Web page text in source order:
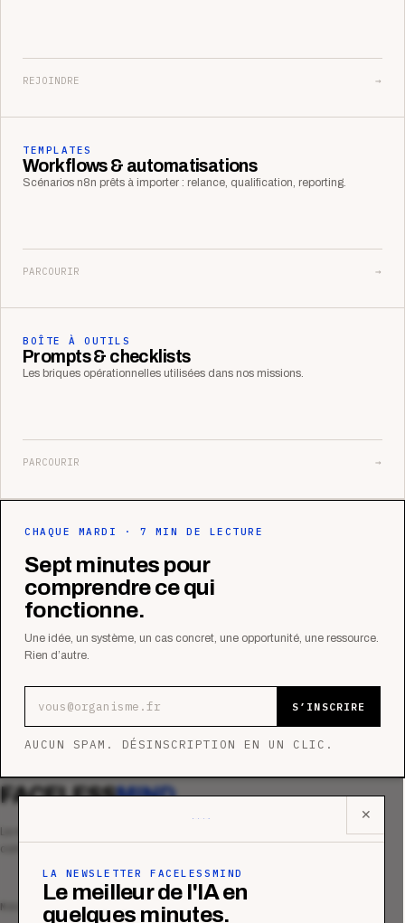
REJOINDRE →
TEMPLATES
Workflows & automatisations
Scénarios n8n prêts à importer : relance, qualification, reporting.
PARCOURIR →
BOÎTE À OUTILS
Prompts & checklists
Les briques opérationnelles utilisées dans nos missions.
PARCOURIR →
CHAQUE MARDI · 7 MIN DE LECTURE
Sept minutes pour
comprendre ce qui
fonctionne.
Une idée, un système, un cas concret, une opportunité, une ressource.
Rien d’autre.
S’INSCRIRE
AUCUN SPAM. DÉSINSCRIPTION EN UN CLIC.
✕
LA NEWSLETTER FACELESSMIND
Le meilleur de l'IA en
quelques minutes.
FACELESSMIND
Le média qui mesurent la performance
commerciale des organismes de formation.
MAGAZINE